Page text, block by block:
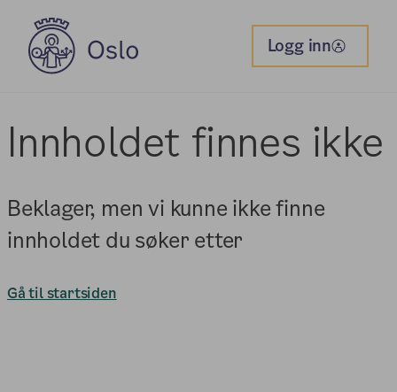
Logg inn
Innholdet finnes ikke
Beklager, men vi kunne ikke finne
innholdet du søker etter
Gå til startsiden